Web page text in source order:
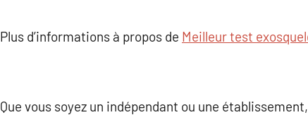
Plus d’informations à propos de Meilleur test
Que vous soyez un indépendant ou une